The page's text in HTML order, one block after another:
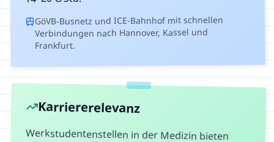
GöVB-Busnetz und ICE-Bahnhof mit schnellen
Verbindungen nach Hannover, Kassel und
Frankfurt.
Karriererelevanz
Werkstudentenstellen in der Medizin bieten
seltene Einblicke in Bereiche, die im Studium
kaum behandelt werden – etwa klinische
Forschung, Medizintechnik oder
Pharmaentwicklung. Du baust dir ein Netzwerk
auf, das für spätere Facharztbewerbungen oder
den Einstieg in die Industrie hilfreich ist. Zudem
stärkst du dein wissenschaftliches Profil, was
für eine akademische Laufbahn oder eine